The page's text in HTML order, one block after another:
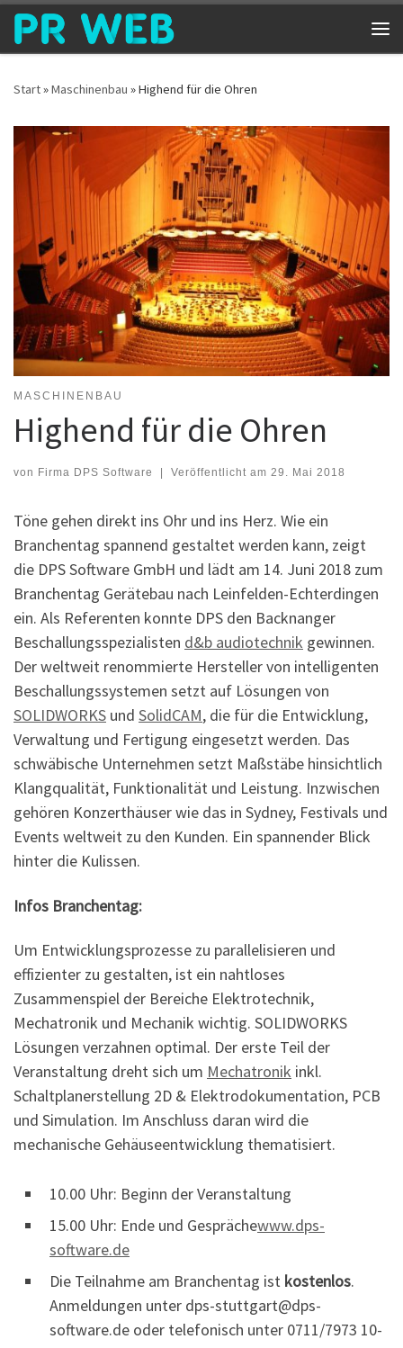
Zum Inhalt springen
Start»Maschinenbau »Highend für die Ohren
MASCHINENBAU
Highend für die Ohren
von Firma DPS Software Veröffentlicht am 29. Mai 2018
Töne gehen direkt ins Ohr und ins Herz. Wie ein
Branchentag spannend gestaltet werden kann, zeigt
die DPS Software GmbH und lädt am 14. Juni 2018 zum
Branchentag Gerätebau nach Leinfelden-Echterdingen
ein. Als Referenten konnte DPS den Backnanger
Beschallungsspezialisten d&b audiotechnik gewinnen.
Der weltweit renommierte Hersteller von intelligenten
Beschallungssystemen setzt auf Lösungen von
SOLIDWORKS und SolidCAM, die für die Entwicklung,
Verwaltung und Fertigung eingesetzt werden. Das
schwäbische Unternehmen setzt Maßstäbe hinsichtlich
Klangqualität, Funktionalität und Leistung. Inzwischen
gehören Konzerthäuser wie das in Sydney, Festivals und
Events weltweit zu den Kunden. Ein spannender Blick
hinter die Kulissen.
Infos Branchentag:
Um Entwicklungsprozesse zu parallelisieren und
effizienter zu gestalten, ist ein nahtloses
Zusammenspiel der Bereiche Elektrotechnik,
Mechatronik und Mechanik wichtig. SOLIDWORKS
Lösungen verzahnen optimal. Der erste Teil der
Veranstaltung dreht sich um Mechatronik inkl.
Schaltplanerstellung 2D & Elektrodokumentation, PCB
und Simulation. Im Anschluss daran wird die
mechanische Gehäuseentwicklung thematisiert.
10.00 Uhr: Beginn der Veranstaltung
15.00 Uhr: Ende und Gesprächewww.dps-
software.de
Die Teilnahme am Branchentag ist kostenlos.
Anmeldungen unter dps-stuttgart@dps-
software.de oder telefonisch unter 0711/7973 10-